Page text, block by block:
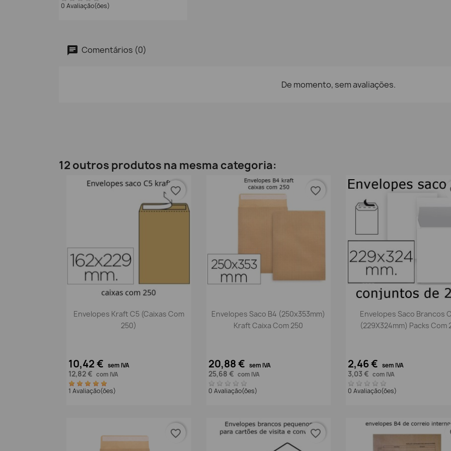
0 Avaliação(ões)
Comentários (0)
De momento, sem avaliações.
12 outros produtos na mesma categoria:
Vista rápida
Envelopes Kraft C5 (caixas Com
250)
10,42 € sem IVA
12,82 € com IVA
1 Avaliação(ões)
favorite_border
Vista rápida
Envelopes Saco B4 (250x353mm)
Kraft Caixa Com 250
20,88 € sem IVA
25,68 € com IVA
0 Avaliação(ões)
favorite_border
Vista rápida
Envelopes Saco Brancos
(229X324mm) Packs Com
2,46 € sem IVA
3,03 € com IVA
0 Avaliação(ões)
favorite_border favorite_border